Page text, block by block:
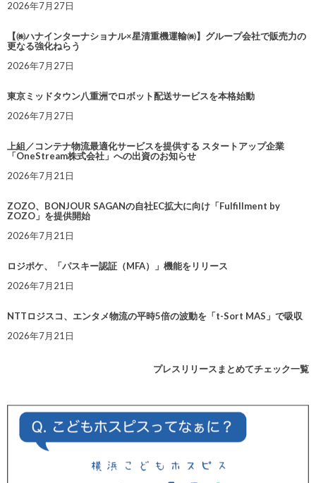
2026年7月27日
【㈱ハナインターナショナル×星清重機運輸㈱】グループ会社で販売力の
更なる強化ねらう
2026年7月27日
東京ミッドタウン八重洲でロボット配送サービスを本格始動
2026年7月27日
上組／コンテナ物流最適化サービスを提供する スタートアップ企業
「OneStream株式会社」への出資のお知らせ
2026年7月21日
ZOZO、BONJOUR SAGANの自社EC拡大に向け「Fulfillment by
ZOZO」を提供開始
2026年7月21日
ロジポケ、「パスキー認証（MFA）」機能をリリース
2026年7月21日
NTTロジスコ、エンタメ物流の平時5倍の波動を「t-Sort MAS」で吸収
2026年7月21日
プレスリリースまとめてチェック一覧